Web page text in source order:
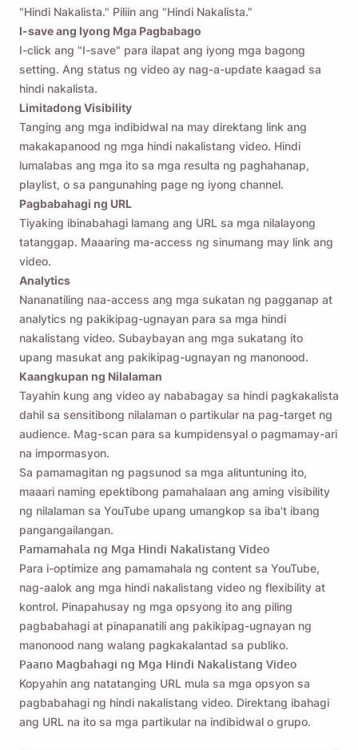
"Hindi Nakalista." Piliin ang "Hindi Nakalista."
I-save ang Iyong Mga Pagbabago
I-click ang "I-save" para ilapat ang iyong mga bagong
setting. Ang status ng video ay nag-a-update kaagad sa
hindi nakalista.
Limitadong Visibility
Tanging ang mga indibidwal na may direktang link ang
makakapanood ng mga hindi nakalistang video. Hindi
lumalabas ang mga ito sa mga resulta ng paghahanap,
playlist, o sa pangunahing page ng iyong channel.
Pagbabahagi ng URL
Tiyaking ibinabahagi lamang ang URL sa mga nilalayong
tatanggap. Maaaring ma-access ng sinumang may link ang
video.
Analytics
Nananatiling naa-access ang mga sukatan ng pagganap at
analytics ng pakikipag-ugnayan para sa mga hindi
nakalistang video. Subaybayan ang mga sukatang ito
upang masukat ang pakikipag-ugnayan ng manonood.
Kaangkupan ng Nilalaman
Tayahin kung ang video ay nababagay sa hindi pagkakalista
dahil sa sensitibong nilalaman o partikular na pag-target ng
audience. Mag-scan para sa kumpidensyal o pagmamay-ari
na impormasyon.
Sa pamamagitan ng pagsunod sa mga alituntuning ito,
maaari naming epektibong pamahalaan ang aming visibility
ng nilalaman sa YouTube upang umangkop sa iba't ibang
pangangailangan.
Pamamahala ng Mga Hindi Nakalistang Video
Para i-optimize ang pamamahala ng content sa YouTube,
nag-aalok ang mga hindi nakalistang video ng flexibility at
kontrol. Pinapahusay ng mga opsyong ito ang piling
pagbabahagi at pinapanatili ang pakikipag-ugnayan ng
manonood nang walang pagkakalantad sa publiko.
Paano Magbahagi ng Mga Hindi Nakalistang Video
Kopyahin ang natatanging URL mula sa mga opsyon sa
pagbabahagi ng hindi nakalistang video. Direktang ibahagi
ang URL na ito sa mga partikular na indibidwal o grupo.